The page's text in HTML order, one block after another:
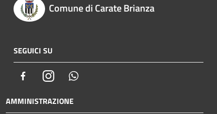
Comune di Carate Brianza
SEGUICI SU
FacebookInstagram
AMMINISTRAZIONE